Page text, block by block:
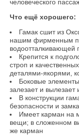
человеческого
Что ещё хорошего:
Гамак сшит из
нашим фирменным
водоотталкивающей
Крепится к
строп и
деталями-якорями,
Боковые
залезает и вылезает
В конструкции
безопасности и
Имеет карман на
вещи; в сложенном
же карман